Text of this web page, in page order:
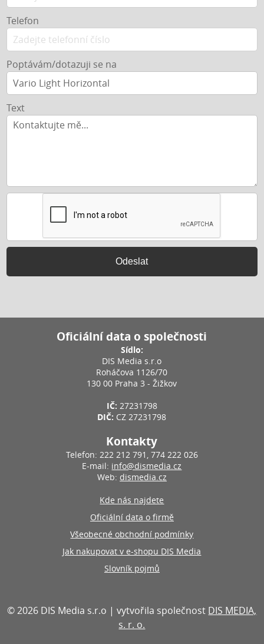
Telefon
Poptávám/dotazuji se na
Text
Odeslat
Oficiální data o společnosti
Sídlo:
DIS Media s.r.o
Roháčova 1126/70
130 00 Praha 3 - Žižkov
IČ: 27231798
DIČ: CZ 27231798
Kontakty
Telefon: 222 212 791, 774 222 026
E-mail: info@dismedia.cz
Web: dismedia.cz
Kde nás najdete
Oficiální data o firmě
Všeobecné obchodní podmínky
Jak nakupovat v e-shopu DIS Media
Slovník pojmů
© 2026 DIS Media s.r.o | vytvořila společnost DIS MEDIA,
s. r. o.